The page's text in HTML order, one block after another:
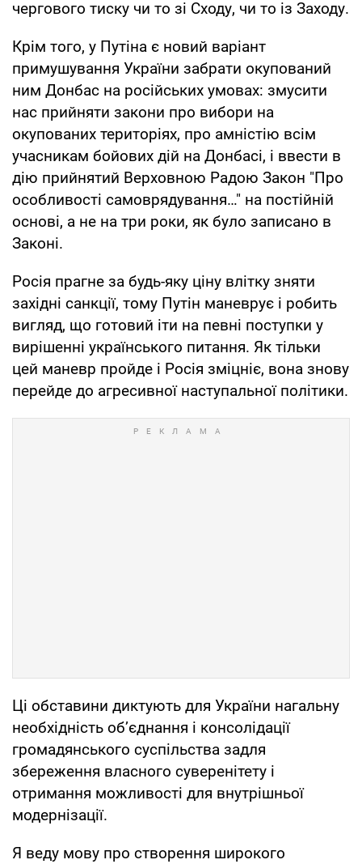
чергового тиску чи то зі Сходу, чи то із Заходу.
Крім того, у Путіна є новий варіант
примушування України забрати окупований
ним Донбас на російських умовах: змусити
нас прийняти закони про вибори на
окупованих територіях, про амністію всім
учасникам бойових дій на Донбасі, і ввести в
дію прийнятий Верховною Радою Закон "Про
особливості самоврядування…" на постійній
основі, а не на три роки, як було записано в
Законі.
Росія прагне за будь-яку ціну влітку зняти
західні санкції, тому Путін маневрує і робить
вигляд, що готовий іти на певні поступки у
вирішенні українського питання. Як тільки
цей маневр пройде і Росія зміцніє, вона знову
перейде до агресивної наступальної політики.
Ці обставини диктують для України нагальну
необхідність об’єднання і консолідації
громадянського суспільства задля
збереження власного суверенітету і
отримання можливості для внутрішньої
модернізації.
Я веду мову про створення широкого